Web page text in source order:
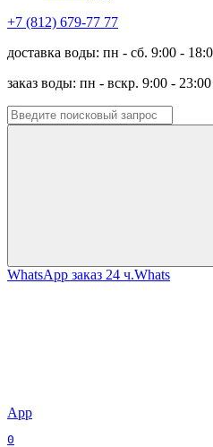
+7 (812) 679-77 77
доставка воды: пн - сб. 9:00 -
заказ воды: пн - вскр. 9:00 - 23:00
WhatsApp заказ 24 ч.Whats
App
0